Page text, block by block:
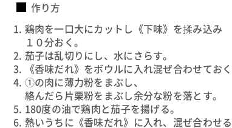
作り方
鶏肉を一口大にカットし《下味》を揉み込み
１０分おく。
茄子は乱切りにし、水にさらす。
《香味だれ》をボウルに入れ混ぜ合わせてお
①の肉に薄力粉をまぶし、
絡んだら片栗粉をまぶし余分な粉を落とす。
180度の油で鶏肉と茄子を揚げる。
熱いうちに《香味だれ》に入れ、混ぜ合わせ